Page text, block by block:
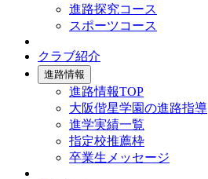
進路探究コース
スポーツコース
クラブ紹介
進路情報
進路情報TOP
大阪偕星学園の進路指導
進学実績一覧
指定校推薦枠
卒業生メッセージ